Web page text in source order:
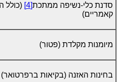
סדנת כלי-נשיפה ממתכת[4]
(כולל
קאמריים)
מיומנות מקלדת (פטור)
בחינות האזנה (בקיאות ברפרטואר)